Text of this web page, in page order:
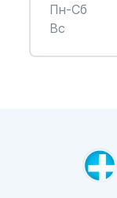
Пн-Cб
Вс